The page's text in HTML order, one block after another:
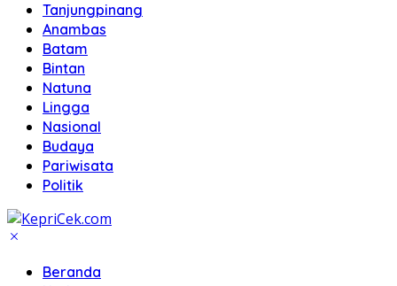
Tanjungpinang
Anambas
Batam
Bintan
Natuna
Lingga
Nasional
Budaya
Pariwisata
Politik
Beranda